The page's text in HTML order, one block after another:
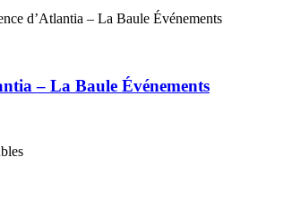
– La Baule Événements